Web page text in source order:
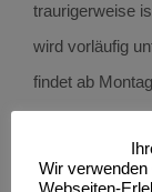
traurigerweise
wird vorläufig
findet ab
kein Training
Dezember die
Der
Wir
Webseiten-